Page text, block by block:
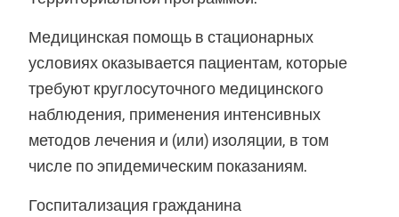
Медицинская помощь в стационарных
условиях оказывается пациентам, которые
требуют круглосуточного медицинского
наблюдения, применения интенсивных
методов лечения и (или) изоляции, в том
числе по эпидемическим показаниям.
Госпитализация гражданина